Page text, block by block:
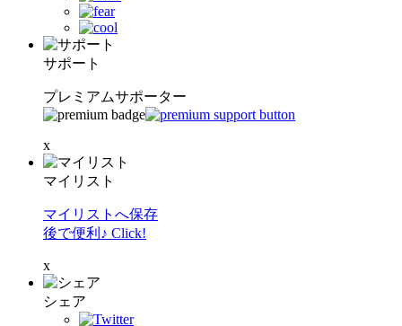
サポート
プレミアムサポーター
x
マイリスト
マイリストへ保存
後で便利♪ Click!
x
シェア